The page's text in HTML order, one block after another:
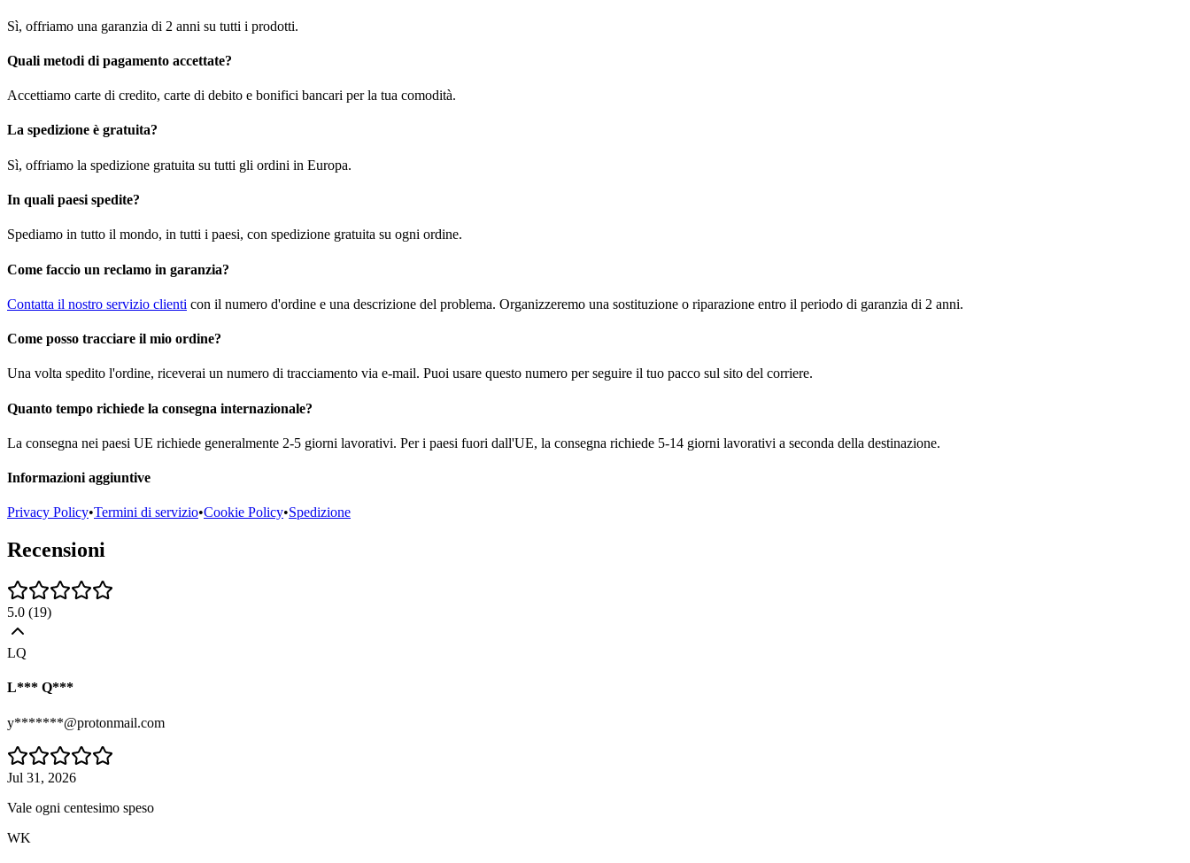
Sì, offriamo una garanzia di 2 anni su tutti i prodotti.
Quali metodi di pagamento accettate?
Accettiamo carte di credito, carte di debito e bonifici bancari per la tua comodità.
La spedizione è gratuita?
Sì, offriamo la spedizione gratuita su tutti gli ordini in Europa.
In quali paesi spedite?
Spediamo in tutto il mondo, in tutti i paesi, con spedizione gratuita su ogni ordine.
Come faccio un reclamo in garanzia?
Contatta il nostro servizio clienti con il numero d'ordine e una descrizione del problema. Organizzeremo una sostituzione o riparazione entro il periodo di garanzia di 2 anni.
Come posso tracciare il mio ordine?
Una volta spedito l'ordine, riceverai un numero di tracciamento via e-mail. Puoi usare questo numero per seguire il tuo pacco sul sito del corriere.
Quanto tempo richiede la consegna internazionale?
La consegna nei paesi UE richiede generalmente 2-5 giorni lavorativi. Per i paesi fuori dall'UE, la consegna richiede 5-14 giorni lavorativi a seconda della destinazione.
Informazioni aggiuntive
Privacy Policy•Termini di servizio•Cookie Policy•Spedizione
Recensioni
5.0 (19)
LQ
L*** Q***
y*******@protonmail.com
Jul 31, 2026
Vale ogni centesimo speso
WK